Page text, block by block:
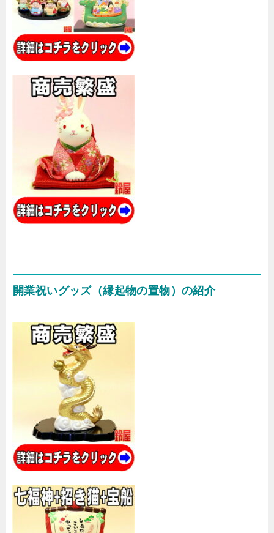
開業祝いグッズ（縁起物の置物）の紹介